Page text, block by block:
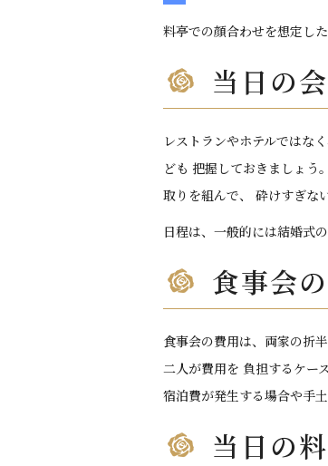
料亭での顔合わせを想定し
当日の
レストランやホテルではな
ども 把握しておきましょう
取りを組んで、 砕けすぎな
日程は、一般的には結婚式
食事会
食事会の費用は、両家の折
二人が費用を 負担するケー
宿泊費が発生する場合や手
当日の